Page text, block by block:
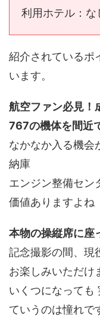
利用ホテル：な
紹介されているポ
います。
航空ファン必見！
767の機体を間近
なかなか入る機会
納庫
エンジン整備セン
価値ありますよね
本物の操縦席に座
記念撮影の間、現
お楽しみいただけ
いくつになっても
ていうのは憧れで